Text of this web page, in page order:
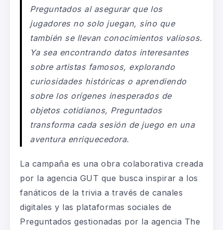
Preguntados al asegurar que los
jugadores no solo juegan, sino que
también se llevan conocimientos valiosos.
Ya sea encontrando datos interesantes
sobre artistas famosos, explorando
curiosidades históricas o aprendiendo
sobre los orígenes inesperados de
objetos cotidianos, Preguntados
transforma cada sesión de juego en una
aventura enriquecedora.
La campaña es una obra colaborativa creada
por la agencia GUT que busca inspirar a los
fanáticos de la trivia a través de canales
digitales y las plataformas sociales de
Preguntados gestionadas por la agencia The